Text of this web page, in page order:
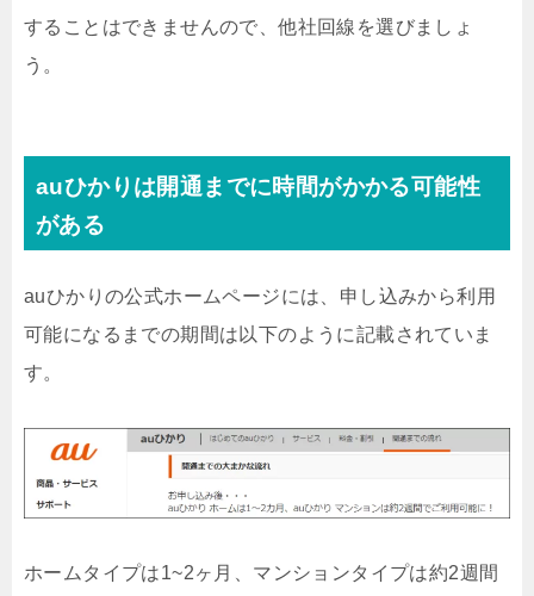
することはできませんので、他社回線を選びましょ
う。
auひかりは開通までに時間がかかる可能性
がある
auひかりの公式ホームページには、申し込みから利用
可能になるまでの期間は以下のように記載されていま
す。
ホームタイプは1~2ヶ月、マンションタイプは約2週間